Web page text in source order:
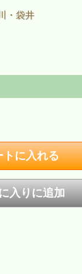
・袋井